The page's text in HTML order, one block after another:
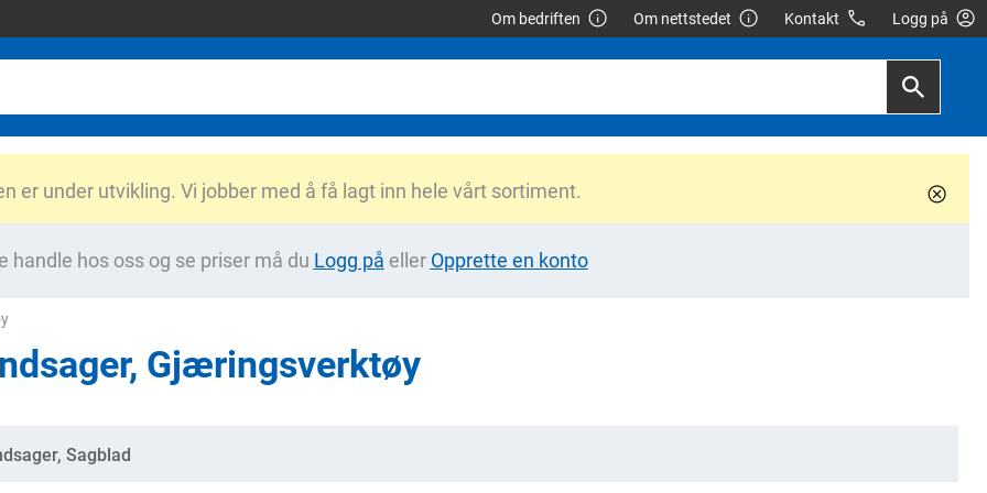
Om bedriften Om nettstedet Kontakt Logg på
er under utvikling. Vi jobber med å få lagt inn hele vårt sortiment.
handle hos oss og se priser må du Logg på eller Opprette en konto
Gjæringsverktøy
Sagblad